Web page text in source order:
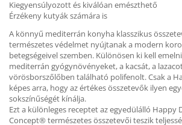
Kiegyensúlyozott és kiválóan emészthető
Érzékeny kutyák számára is
A könnyű mediterrán konyha klasszikus
természetes védelmet nyújtanak a modern
betegségeivel szemben. Különösen ki kell
mediterrán gyógynövényeket, a kacsát, a
vörösborszőlőben található polifenolt. Csak a
képes arra, hogy az értékes összetevők ilyen
sokszínűségét kínálja.
Ezt a különleges receptet az egyedülálló Happy
Concept® természetes összetevői teszik